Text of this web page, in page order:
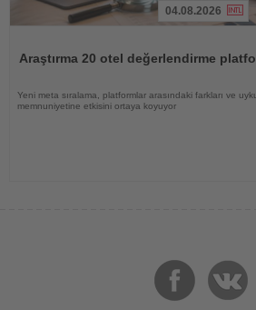
04.08.2026
Araştırma 20 otel değerlendirme
Yeni meta sıralama, platformlar arasındaki farkları ve
memnuniyetine etkisini ortaya koyuyor